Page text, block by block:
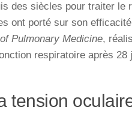
des siècles pour traiter le
ont porté sur son
Pulmonary Medicine,
respiratoire après 28
tension